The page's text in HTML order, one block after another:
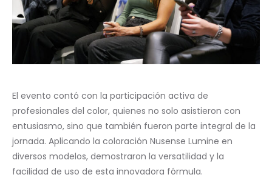
El evento contó con la participación activa de
profesionales del color, quienes no solo asistieron con
entusiasmo, sino que también fueron parte integral de la
jornada. Aplicando la coloración Nusense Lumine en
diversos modelos, demostraron la versatilidad y la
facilidad de uso de esta innovadora fórmula.